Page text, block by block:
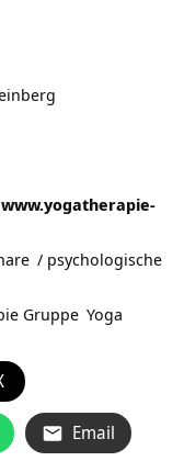
/ psychologische
Gruppe Yoga
Email